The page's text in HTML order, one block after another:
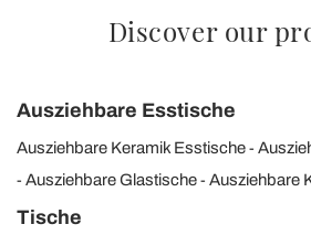
Discover our
Ausziehbare Esstische
Ausziehbare Keramik Esstische
Ausziehbare Glastische
Ausziehbare
Tische